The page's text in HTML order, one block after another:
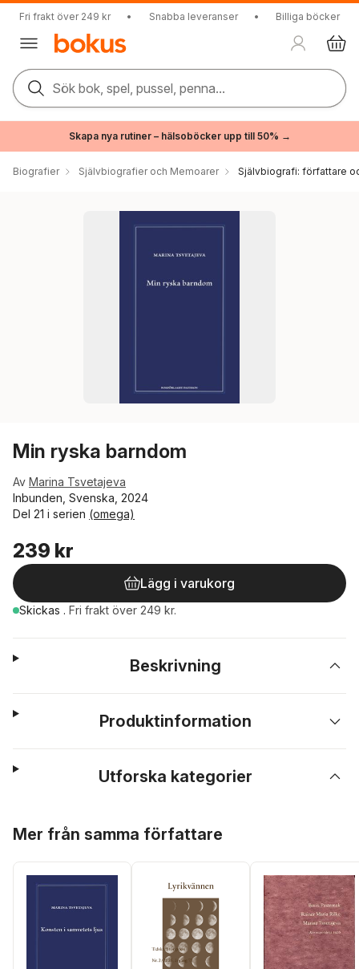
Fri frakt över 249 kr • Snabba leveranser • Billiga böcker
Sök bok, spel, pussel, penna...
Skapa nya rutiner – hälsoböcker upp till 50% →
Biografier Självbiografier och Memoarer Självbiografi: författare
Min ryska barndom
Av Marina Tsvetajeva
Inbunden, Svenska, 2024
Del 21 i serien (omega)
239 kr
Lägg i varukorg
Skickas . Fri frakt över 249 kr.
Beskrivning
Produktinformation
Utforska kategorier
Mer från samma författare